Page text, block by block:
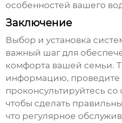
особенностей вашего
Заключение
Выбор и установка
важный шаг для
комфорта вашей семьи.
информацию, проведите
проконсультируйтесь
чтобы сделать
что регулярное